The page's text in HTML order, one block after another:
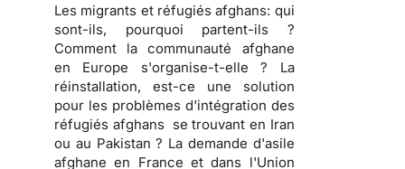
Les migrants et réfugiés afghans: qui
sont-ils, pourquoi partent-ils ?
Comment la communauté afghane
en Europe s'organise-t-elle ? La
réinstallation, est-ce une solution
pour les problèmes d'intégration des
réfugiés afghans se trouvant en Iran
ou au Pakistan ? La demande d'asile
afghane en France et dans l'Union